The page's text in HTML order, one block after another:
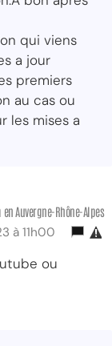
qui viens
a jour
premiers
au cas ou
les mises a
en Auvergne-Rhône-Alpes
à 11h00
ou